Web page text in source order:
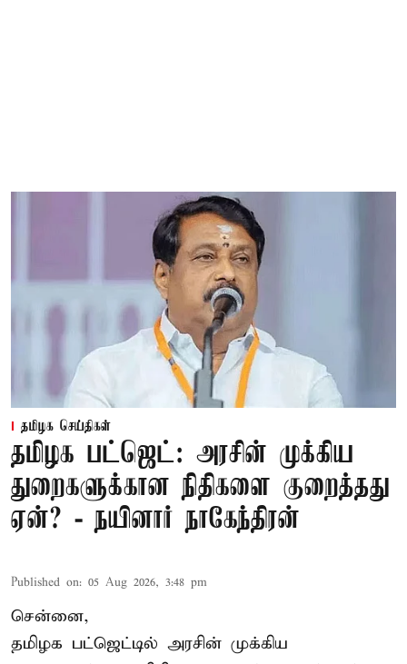
தமிழக செய்திகள்
தமிழக பட்ஜெட்: அரசின் முக்கிய
துறைகளுக்கான நிதிகளை குறைத்தது
ஏன்? - நயினார் நாகேந்திரன்
Published on: 05 Aug 2026, 3:48 pm
சென்னை,
தமிழக பட்ஜெட்டில் அரசின் முக்கிய